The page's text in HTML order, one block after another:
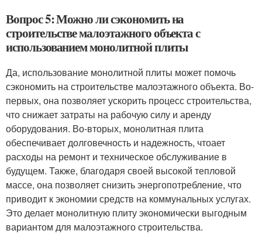
Вопрос 5: Можно ли сэкономить на
строительстве малоэтажного объекта с
использованием монолитной плиты
Да, использование монолитной плиты может помочь
сэкономить на строительстве малоэтажного объекта. Во-
первых, она позволяет ускорить процесс строительства,
что снижает затраты на рабочую силу и аренду
оборудования. Во-вторых, монолитная плита
обеспечивает долговечность и надежность, чтоает
расходы на ремонт и техническое обслуживание в
будущем. Также, благодаря своей высокой тепловой
массе, она позволяет снизить энергопотребление, что
приводит к экономии средств на коммунальных услугах.
Это делает монолитную плиту экономически выгодным
вариантом для малоэтажного строительства.